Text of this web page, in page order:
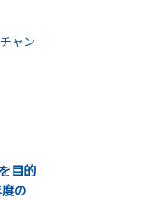
ャン
目的
の